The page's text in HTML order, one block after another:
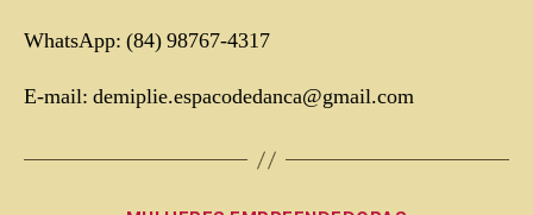
WhatsApp: (84) 98767-4317
E-mail: demiplie.espacodedanca@gmail.com